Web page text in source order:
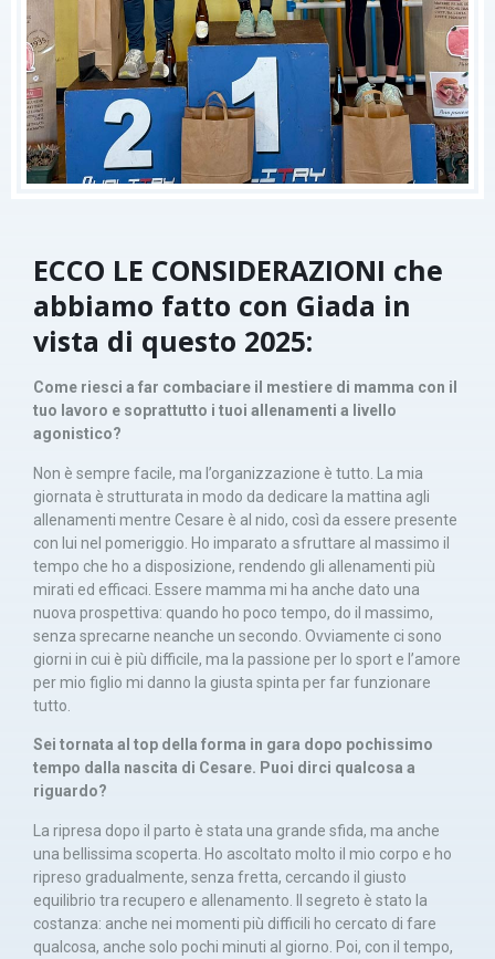
ECCO LE CONSIDERAZIONI che
abbiamo fatto con Giada in
vista di questo 2025:
Come riesci a far combaciare il mestiere di mamma con il
tuo lavoro e soprattutto i tuoi allenamenti a livello
agonistico?
Non è sempre facile, ma l’organizzazione è tutto. La mia
giornata è strutturata in modo da dedicare la mattina agli
allenamenti mentre Cesare è al nido, così da essere presente
con lui nel pomeriggio. Ho imparato a sfruttare al massimo il
tempo che ho a disposizione, rendendo gli allenamenti più
mirati ed efficaci. Essere mamma mi ha anche dato una
nuova prospettiva: quando ho poco tempo, do il massimo,
senza sprecarne neanche un secondo. Ovviamente ci sono
giorni in cui è più difficile, ma la passione per lo sport e l’amore
per mio figlio mi danno la giusta spinta per far funzionare
tutto.
Sei tornata al top della forma in gara dopo pochissimo
tempo dalla nascita di Cesare. Puoi dirci qualcosa a
riguardo?
La ripresa dopo il parto è stata una grande sfida, ma anche
una bellissima scoperta. Ho ascoltato molto il mio corpo e ho
ripreso gradualmente, senza fretta, cercando il giusto
equilibrio tra recupero e allenamento. Il segreto è stato la
costanza: anche nei momenti più difficili ho cercato di fare
qualcosa, anche solo pochi minuti al giorno. Poi, con il tempo,